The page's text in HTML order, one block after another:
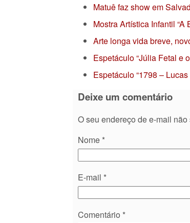
Matuê faz show em
Mostra Artística Infantil
Arte longa vida breve,
Espetáculo “Júlia Fetal e
Espetáculo “1798 –
Deixe um comentário
O seu endereço de e-mail
Nome *
E-mail *
Comentário *